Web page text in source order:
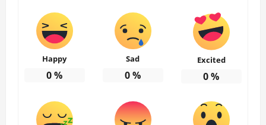
Happy
0%
Sad
0%
Excited
0%